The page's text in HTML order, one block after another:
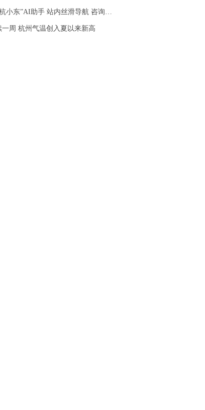
东”AI助手 站内丝滑导航 咨询秒级回应
一周 杭州气温创入夏以来新高